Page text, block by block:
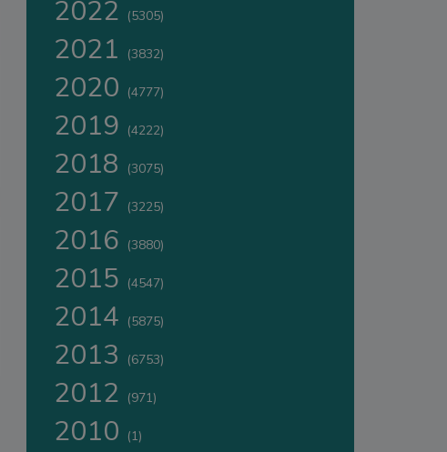
2022 (5305)
2021 (3832)
2020 (4777)
2019 (4222)
2018 (3075)
2017 (3225)
2016 (3880)
2015 (4547)
2014 (5875)
2013 (6753)
2012 (971)
2010 (1)